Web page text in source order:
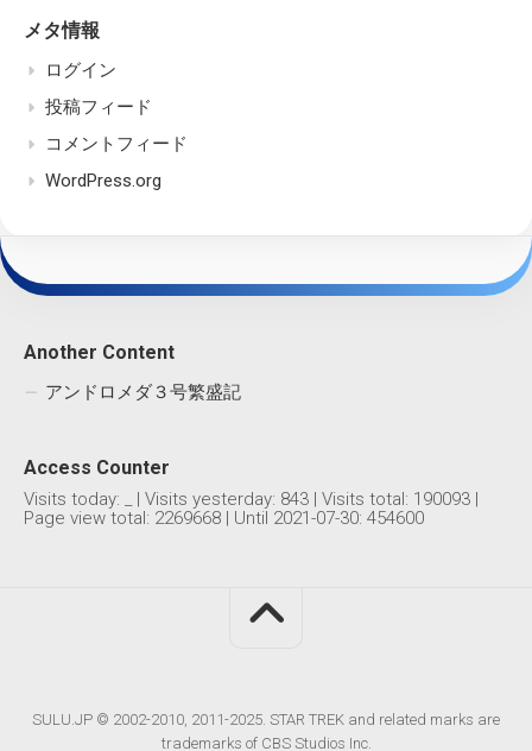
メタ情報
ログイン
投稿フィード
コメントフィード
WordPress.org
Another Content
アンドロメダ３号繁盛記
Access Counter
Visits today: | Visits yesterday: 843 | Visits total: 190093 |
Page view total: 2269668 | Until 2021-07-30: 454600
SULU.JP © 2002-2010, 2011-2025. STAR TREK and related marks are
trademarks of CBS Studios Inc.